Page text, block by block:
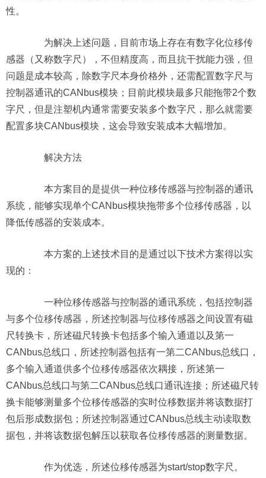
性。
为解决上述问题，目前市场上存在有数字化位移传
感器（又称数字尺），不但精度高，而且抗干扰能力强，但
问题是成本较高，除数字尺本身价格外，还需配置数字尺与
控制器通讯的CANbus模块；目前此模块最多只能拖带2个数
字尺，但是注塑机内通常需要安装多个数字尺，那么就需要
配置多块CANbus模块，这会导致安装成本大幅增加。
解决方法
本方案目的是提供一种位移传感器与控制器的通讯
系统，能够实现单个CANbus模块拖带多个位移传感器，以
降低传感器的安装成本。
本方案的上述技术目的是通过以下技术方案得以实
现的：
一种位移传感器与控制器的通讯系统，包括控制器
与多个位移传感器，所述控制器与位移传感器之间设置有磁
尺转换卡，所述磁尺转换卡包括多个输入通道以及第一
CANbus总线口，所述控制器包括有一第二CANbus总线口，
多个输入通道供多个位移传感器依次耦接，所述第一
CANbus总线口与第二CANbus总线口通讯连接；所述磁尺转
换卡能够测量多个位移传感器的实时位移数据并将该数据打
包后形成数据包；所述控制器通过CANbus总线主动读取数
据包，并将该数据包解压以获取各位移传感器的测量数据。
作为优选，所述位移传感器为start/stop数字尺。